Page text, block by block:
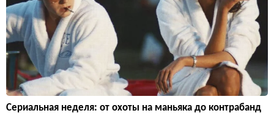
Сериальная неделя: от охоты на маньяка до контрабанд